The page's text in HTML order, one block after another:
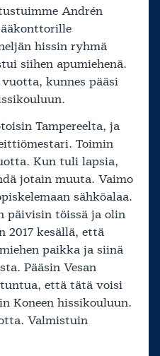
Andrén
hissin ryhmä
siihen apumiehenä.
kunnes pääsi
Tampereelta, ja
Toimin
Kun tuli lapsia,
jotain muuta. Vaimo
sähköalaa.
päivisin töissä ja olin
2017 kesällä, että
paikka ja siinä
Pääsin Vesan
että tätä voisi
Koneen hissikouluun.
Valmistuin